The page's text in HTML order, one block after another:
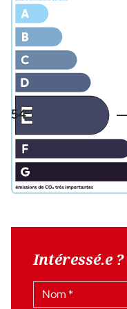
54
Intéressé.e ?